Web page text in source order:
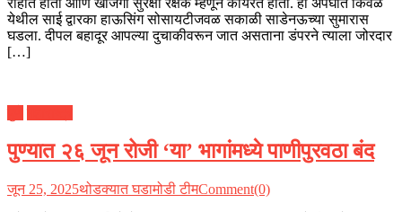
राहात होता आणि खाजगी सुरक्षा रक्षक म्हणून कार्यरत होता. हा अपघात किवळे
येथील साई द्वारका हाऊसिंग सोसायटीजवळ सकाळी साडेनऊच्या सुमारास
घडला. दीपल बहादूर आपल्या दुचाकीवरून जात असताना डंपरने त्याला जोरदार
[…]
पुण्यात २६ जून रोजी ‘या’ भागांमध्ये पाणीपुरवठा बंद
जून 25, 2025थोडक्यात घडामोडी टीमComment(0)